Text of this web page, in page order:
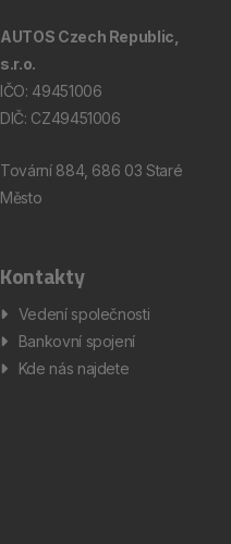
AUTOS Czech Republic,
s.r.o.
IČO: 49451006
DIČ: CZ49451006
Tovární 884, 686 03 Staré
Město
Kontakty
Vedení společnosti
Bankovní spojení
Kde nás najdete